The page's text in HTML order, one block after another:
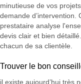
minutieuse de vos
demande d’intervention.
prestataire analyse
devis clair et bien
chacun de sa clientèle.
Trouver le bon
il existe aujourd’hui très